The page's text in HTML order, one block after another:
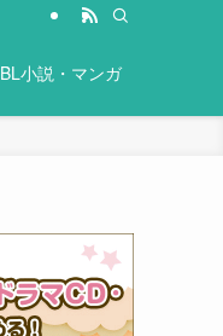
BL小説・マンガ